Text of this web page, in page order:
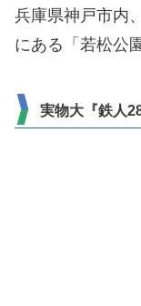
兵庫県神戸市内
にある「若松公
実物大『鉄人